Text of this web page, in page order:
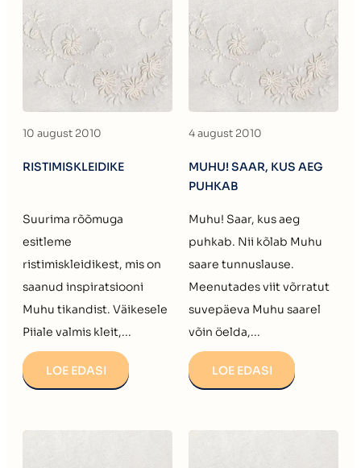
10 august 2010
RISTIMISKLEIDIKE
Suurima rõõmuga
esitleme
ristimiskleidikest, mis on
saanud inspiratsiooni
Muhu tikandist. Väikesele
Piiale valmis kleit,...
LOE EDASI
4 august 2010
MUHU! SAAR, KUS AEG
PUHKAB
Muhu! Saar, kus aeg
puhkab. Nii kõlab Muhu
saare tunnuslause.
Meenutades viit võrratut
suvepäeva Muhu saarel
võin öelda,...
LOE EDASI